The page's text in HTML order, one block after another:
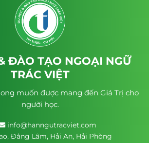
ĐÀO TẠO NGOẠI NGỮ
TRÁC VIỆT
muốn được mang đến Giá Trị cho
người học.
info@hanngutracviet.com
Đằng Lâm, Hải An, Hải Phòng